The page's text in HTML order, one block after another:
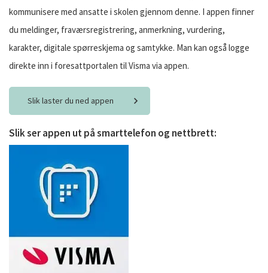
kommunisere med ansatte i skolen gjennom denne. I appen finner
du meldinger, fraværsregistrering, anmerkning, vurdering,
karakter, digitale spørreskjema og samtykke. Man kan også logge
direkte inn i foresattportalen til Visma via appen.
Slik laster du ned appen
Slik ser appen ut på smarttelefon og nettbrett: